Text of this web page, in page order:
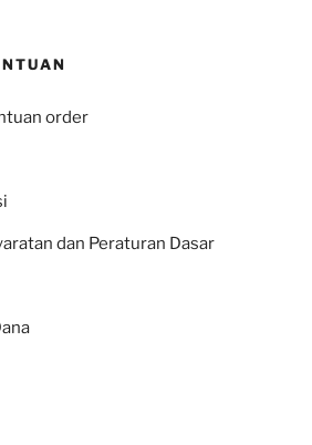
order
dan Peraturan Dasar